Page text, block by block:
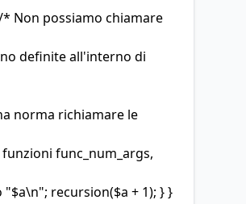
Non possiamo chiamare
definite all'interno di
norma richiamare le
func_num_args,
recursion($a + 1); } }